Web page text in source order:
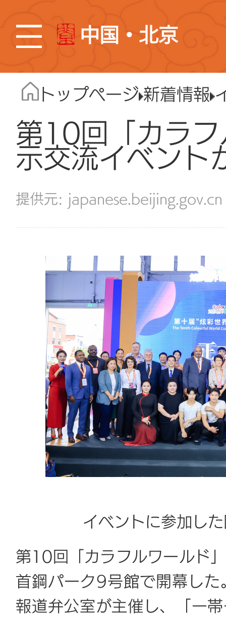
中国・北京
トップページ 新着情報
第10回「カラ
示交流イベント
japanese.beijing.gov.cn
イベントに参加し
第10回「カラフルワールド
首鋼パーク9号館で開幕し
報道弁公室が主催し、「一